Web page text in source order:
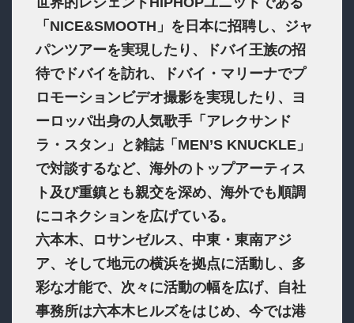
「NICE&SMOOTH」を日本に招聘し、ジャ
パンツアーを実現したり、ドバイ王族の招
待でドバイを訪れ、ドバイ・マリーナでプ
ロモーションビデオ撮影を実現したり、ヨ
ーロッパ出身の人気歌手「アレクサンド
ラ・スタン」と雑誌「MEN’S KNUCKLE」
で対談するなど、海外のトップアーティス
ト及び重鎮とも親交を深め、海外でも順調
にコネクションを広げている。
六本木、ロサンゼルス、中東・東南アジ
ア、そして地元の横浜を拠点に活動し、多
彩な才能で、次々に活動の幅を広げ、自社
事務所は六本木ヒルズをはじめ、今では港